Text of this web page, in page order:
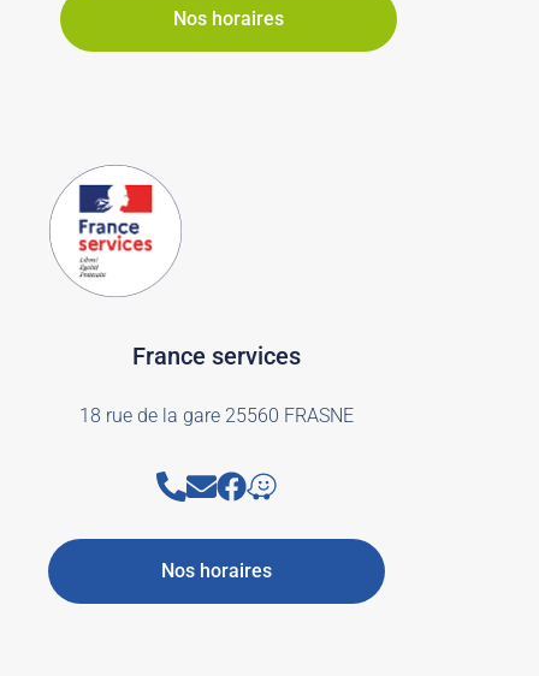
Nos horaires
France services
18 rue de la gare 25560 FRASNE
Nos horaires